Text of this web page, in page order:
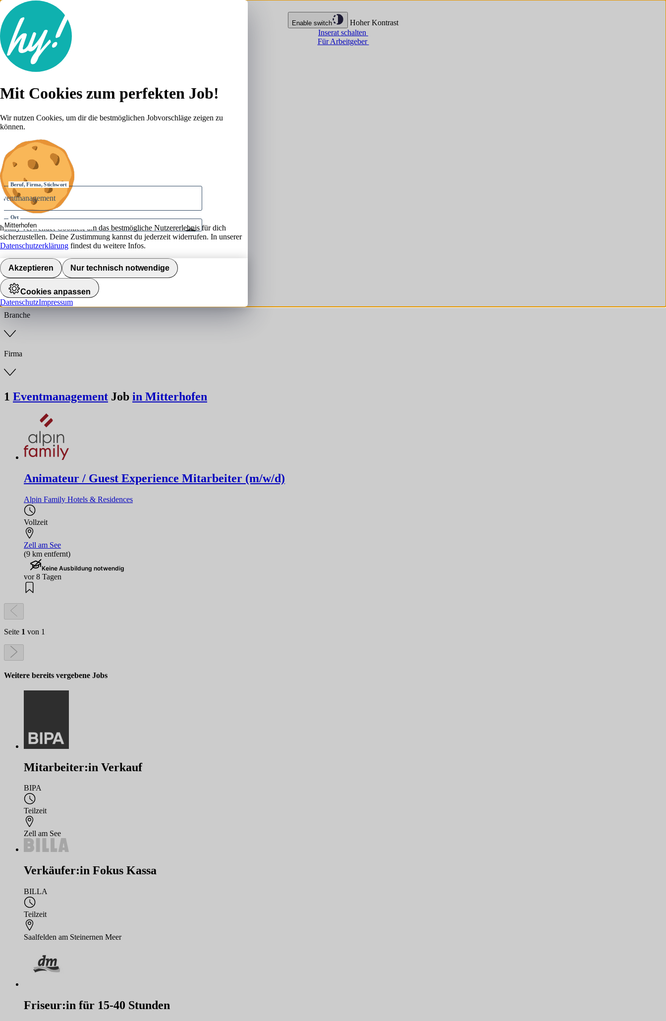
Enable switch
Hoher Kontrast
Inserat schalten
Für Arbeitgeber
Lebenslauf
Karriere-Tipps
Anmelden
Beruf, Firma, Stichwort
Ort
Umkreis
Jobs finden
Anstellungsart
Branche
Firma
1 Eventmanagement Job in Mitterhofen
Animateur / Guest Experience Mitarbeiter (m/w/d)
Alpin Family Hotels & Residences
Vollzeit
Zell am See
(9 km entfernt)
Keine Ausbildung notwendig
vor 8 Tagen
Seite 1 von 1
Weitere bereits vergebene Jobs
Mitarbeiter:in Verkauf
BIPA
Teilzeit
Zell am See
Verkäufer:in Fokus Kassa
BILLA
Teilzeit
Saalfelden am Steinernen Meer
Friseur:in für 15-40 Stunden
Mit Cookies zum perfekten Job!
Wir nutzen Cookies, um dir die bestmöglichen Jobvorschläge zeigen zu
können.
hokify verwendet Cookies, um das bestmögliche Nutzererlebnis für dich
sicherzustellen. Deine Zustimmung kannst du jederzeit widerrufen. In unserer
Datenschutzerklärung findest du weitere Infos.
Akzeptieren Nur technisch notwendige
Cookies anpassen
DatenschutzImpressum